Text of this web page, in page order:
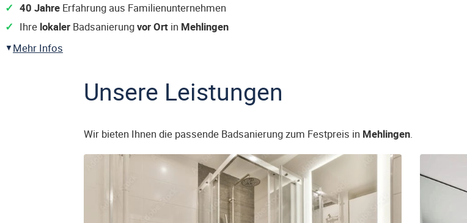
40 Jahre Erfahrung aus Familienunternehmen
Ihre lokaler Badsanierungvor Ort in Mehlingen
Mehr Infos
Unsere Leistungen
Wir bieten Ihnen die passende Badsanierung zum Festpreis in Mehlingen.